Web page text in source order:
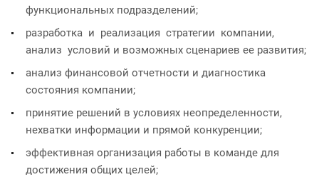
функциональных подразделений;
разработка и реализация стратегии компании,
анализ условий и возможных сценариев ее развития;
анализ финансовой отчетности и диагностика
состояния компании;
принятие решений в условиях неопределенности,
нехватки информации и прямой конкуренции;
эффективная организация работы в команде для
достижения общих целей;